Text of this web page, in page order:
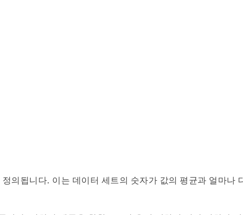
의됩니다. 이는 데이터 세트의 숫자가 값의 평균과 얼마나